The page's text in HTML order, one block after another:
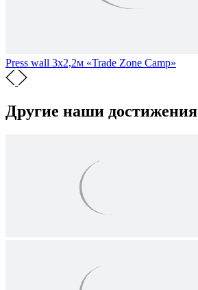
Press wall 3х2,2м «Trade Zone Camp»
Другие наши достижения